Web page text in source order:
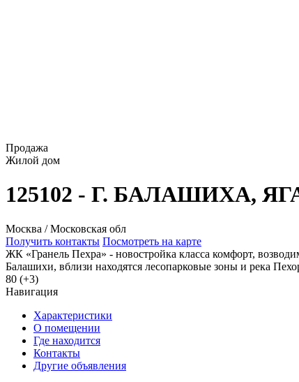
Продажа
Жилой дом
125102 - Г. БАЛАШИХА,
Москва / Московская обл
Получить контакты Посмотреть на карте
ЖК «Гранель Пехра» - новостройка класса комфорт,
Балашихи, вблизи находятся лесопарковые зоны и река
80 (+3)
Навигация
Характеристики
О помещении
Где находится
Контакты
Другие объявления